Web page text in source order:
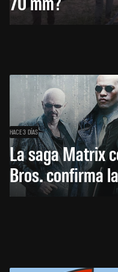
HACE 3 DÍAS
La saga Matrix
Bros. confirma